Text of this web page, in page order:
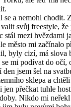
se a nemohl chodit.
valit svůj freestyle,
stál mezi hvězdami
město mi začínalo
byly cizí, má slova
se mi podívat do očí,
den jsem šel na
sklepa a
jen přečkat tuhle
Nikdo mi